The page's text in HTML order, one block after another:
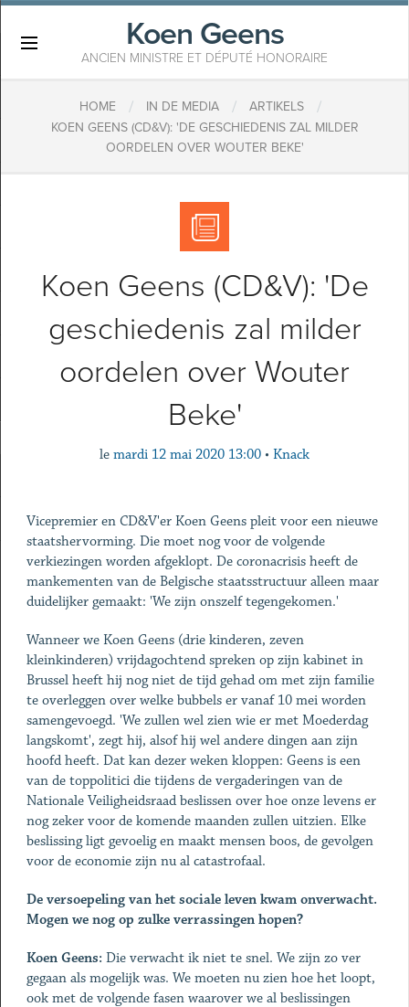
Koen Geens
ANCIEN MINISTRE ET DÉPUTÉ HONORAIRE
HOME / IN DE MEDIA / ARTIKELS /
KOEN GEENS (CD&V): 'DE GESCHIEDENIS ZAL MILDER
OORDELEN OVER WOUTER BEKE'
Koen Geens (CD&V): 'De
geschiedenis zal milder
oordelen over Wouter
Beke'
le mardi 12 mai 2020 13:00 • Knack
Vicepremier en CD&V'er Koen Geens pleit voor een nieuwe
staatshervorming. Die moet nog voor de volgende
verkiezingen worden afgeklopt. De coronacrisis heeft de
mankementen van de Belgische staatsstructuur alleen maar
duidelijker gemaakt: 'We zijn onszelf tegengekomen.'
Wanneer we Koen Geens (drie kinderen, zeven
kleinkinderen) vrijdagochtend spreken op zijn kabinet in
Brussel heeft hij nog niet de tijd gehad om met zijn familie
te overleggen over welke bubbels er vanaf 10 mei worden
samengevoegd. 'We zullen wel zien wie er met Moederdag
langskomt', zegt hij, alsof hij wel andere dingen aan zijn
hoofd heeft. Dat kan dezer weken kloppen: Geens is een
van de toppolitici die tijdens de vergaderingen van de
Nationale Veiligheidsraad beslissen over hoe onze levens er
nog zeker voor de komende maanden zullen uitzien. Elke
beslissing ligt gevoelig en maakt mensen boos, de gevolgen
voor de economie zijn nu al catastrofaal.
De versoepeling van het sociale leven kwam onverwacht.
Mogen we nog op zulke verrassingen hopen?
Koen Geens: Die verwacht ik niet te snel. We zijn zo ver
gegaan als mogelijk was. We moeten nu zien hoe het loopt,
ook met de volgende fasen waarover we al beslissingen